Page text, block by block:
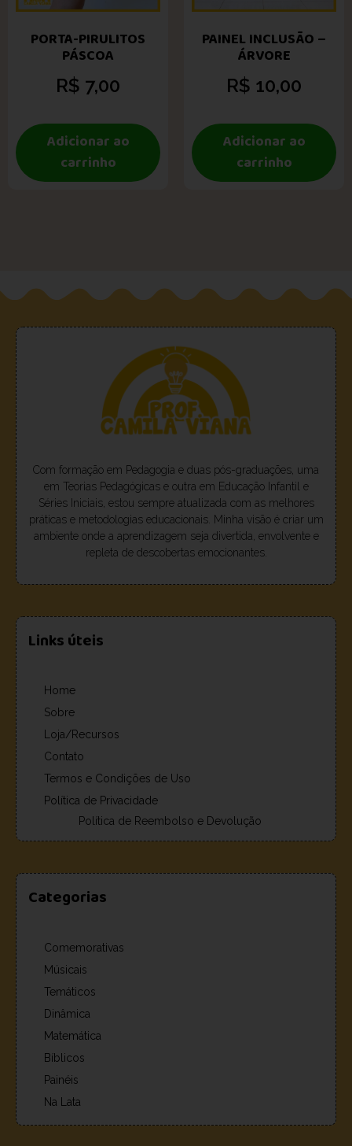
PORTA-PIRULITOS
PÁSCOA
R$ 7,00
Adicionar ao
carrinho
PAINEL INCLUSÃO –
ÁRVORE
R$ 10,00
Adicionar ao
carrinho
Com formação em Pedagogia e duas pós-graduações, uma
em Teorias Pedagógicas e outra em Educação Infantil e
Séries Iniciais, estou sempre atualizada com as melhores
práticas e metodologias educacionais. Minha visão é criar um
ambiente onde a aprendizagem seja divertida, envolvente e
repleta de descobertas emocionantes.
Links úteis
Home
Sobre
Loja/Recursos
Contato
Termos e Condições de Uso
Política de Privacidade
Política de Reembolso e Devolução
Categorias
Comemorativas
Músicais
Temáticos
Dinâmica
Matemática
Bíblicos
Painéis
Na Lata